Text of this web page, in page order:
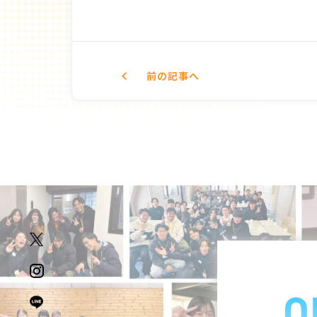
前の記事へ